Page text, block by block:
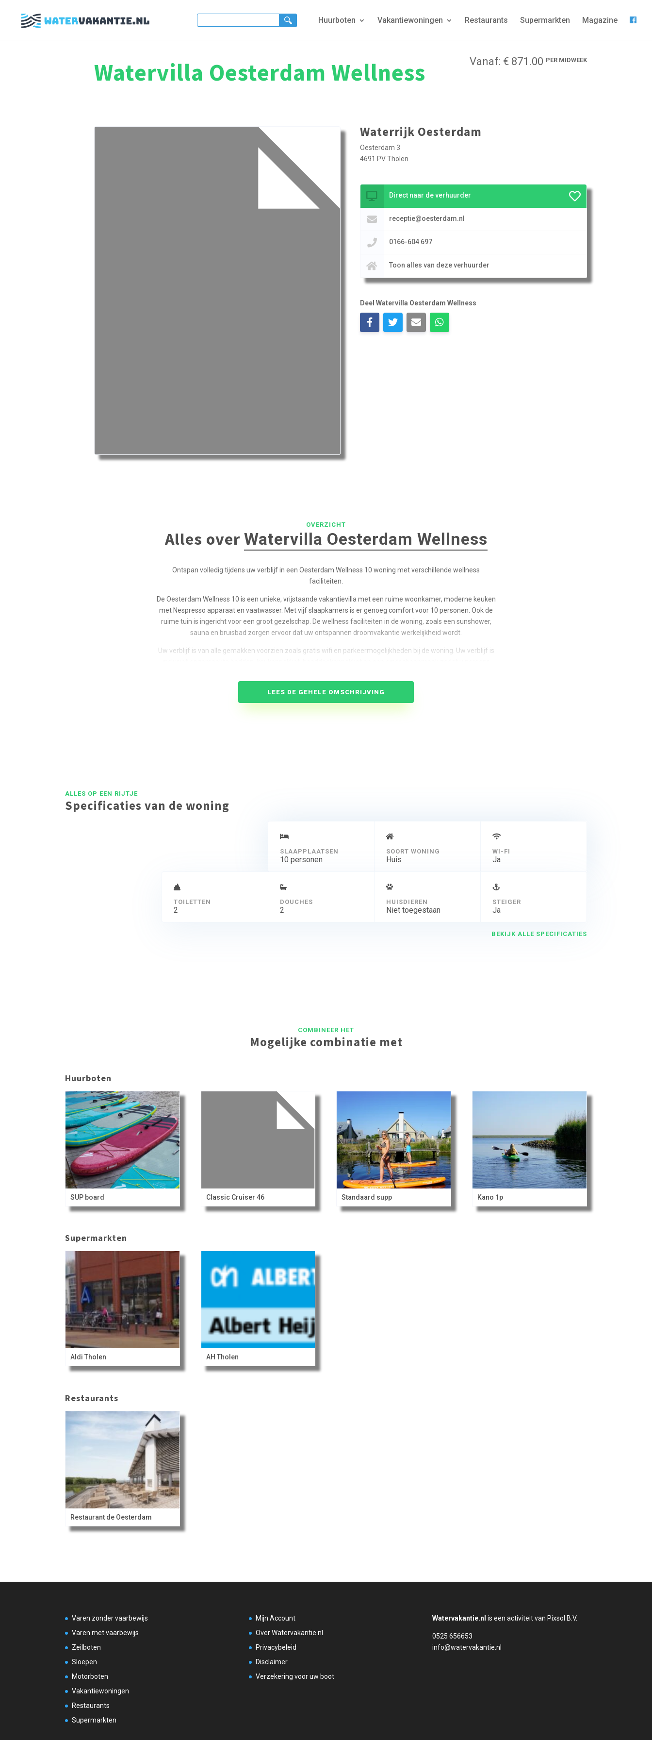
Huurboten Vakantiewoningen Restaurants Supermarkten Magazine
Watervilla Oesterdam Wellness Vanaf: € 871.00 PER MIDWEEK
Waterrijk Oesterdam
Oesterdam 3
4691 PV Tholen
Direct naar de verhuurder
receptie@oesterdam.nl
0166-604 697
Toon alles van deze verhuurder
Deel Watervilla Oesterdam Wellness
OVERZICHT
Alles over Watervilla Oesterdam Wellness
Ontspan volledig tijdens uw verblijf in een Oesterdam Wellness 10 woning met verschillende wellness
faciliteiten.
De Oesterdam Wellness 10 is een unieke, vrijstaande vakantievilla met een ruime woonkamer, moderne keuken
met Nespresso apparaat en vaatwasser. Met vijf slaapkamers is er genoeg comfort voor 10 personen. Ook de
ruime tuin is ingericht voor een groot gezelschap. De wellness faciliteiten in de woning, zoals een sunshower,
sauna en bruisbad zorgen ervoor dat uw ontspannen droomvakantie werkelijkheid wordt.
Uw verblijf is van alle gemakken voorzien zoals gratis wifi en parkeermogelijkheden bij de woning. Uw verblijf is
In verband met mogelijke verschillen in de inrichting per villa kan aan de getoonde foto’s geen enkel recht
worden ontleend.
LEES DE GEHELE OMSCHRIJVING
ALLES OP EEN RIJTJE
Specificaties van de woning
SLAAPPLAATSEN
10 personen
SOORT WONING
Huis
WI-FI
Ja
TOILETTEN
2
DOUCHES
2
HUISDIEREN
Niet toegestaan
STEIGER
Ja
BEKIJK ALLE SPECIFICATIES
COMBINEER HET
Mogelijke combinatie met
Huurboten
SUP board Classic Cruiser 46 Standaard supp Kano 1p
Supermarkten
Aldi Tholen AH Tholen
Restaurants
Restaurant de Oesterdam
Varen zonder vaarbewijs
Varen met vaarbewijs
Zeilboten
Sloepen
Motorboten
Vakantiewoningen
Restaurants
Supermarkten
Mijn Account
Over Watervakantie.nl
Privacybeleid
Disclaimer
Verzekering voor uw boot
Watervakantie.nl is een activiteit van Pixsol B.V.
0525 656653
info@watervakantie.nl